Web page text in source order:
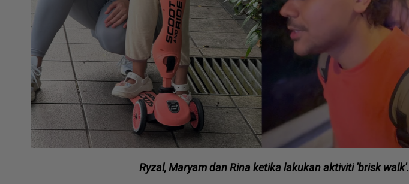
Ryzal, Maryam dan Rina ketika lakukan aktiviti 'brisk walk'.